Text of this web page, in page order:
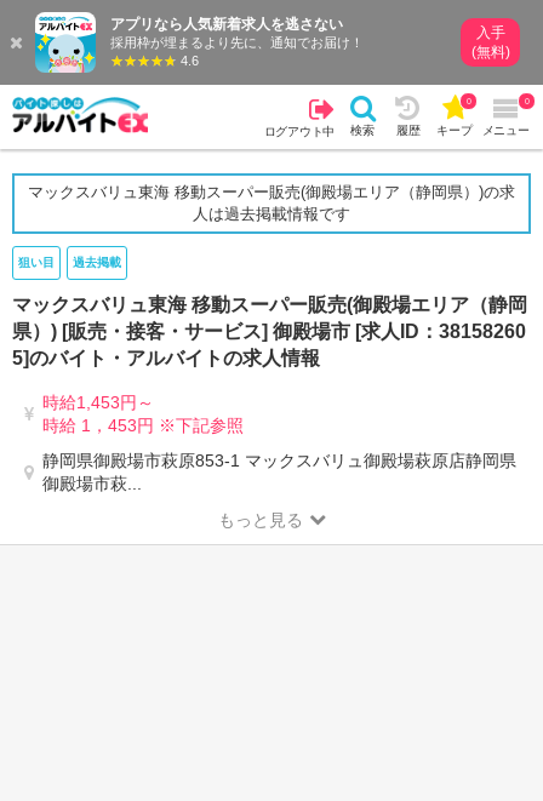
アプリなら人気新着求人を逃さない
採用枠が埋まるより先に、通知でお届け！
4.6
入手
(無料)
ログアウト中 検索 履歴 キープ
0
メニュー
0
マックスバリュ東海 移動スーパー販売(御殿場エリア（静岡県）)の求
人は過去掲載情報です
狙い目 過去掲載
マックスバリュ東海 移動スーパー販売(御殿場エリア（静岡
県）) [販売・接客・サービス] 御殿場市 [求人ID：38158260
5]のバイト・アルバイトの求人情報
時給1,453円～
時給 1，453円 ※下記参照
静岡県御殿場市萩原853-1 マックスバリュ御殿場萩原店静岡県
御殿場市萩...
もっと見る